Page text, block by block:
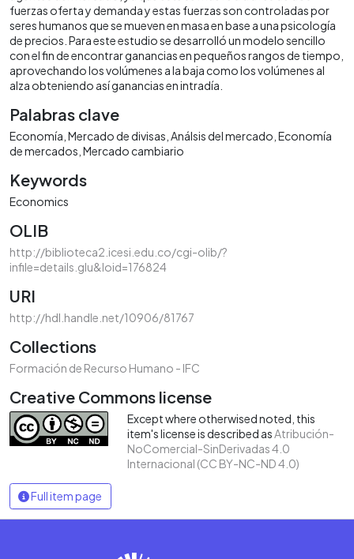
fuerzas oferta y demanda y estas fuerzas son controladas por
seres humanos que se mueven en masa en base a una psicología
de precios. Para este estudio se desarrolló un modelo sencillo
con el fin de encontrar ganancias en pequeños rangos de tiempo,
aprovechando los volúmenes a la baja como los volúmenes al
alza obteniendo así ganancias en intradía.
Palabras clave
Economía Mercado de divisas Análsis del mercado Economía
de mercados Mercado cambiario
Keywords
Economics
OLIB
http://biblioteca2.icesi.edu.co/cgi-olib/?
infile=details.glu&loid=176824
URI
http://hdl.handle.net/10906/81767
Collections
Formación de Recurso Humano - IFC
Creative Commons license
Except where otherwised noted, this
item's license is described asAtribución-
NoComercial-SinDerivadas 4.0
Internacional (CC BY-NC-ND 4.0)
Full item page